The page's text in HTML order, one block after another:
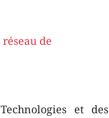
et des